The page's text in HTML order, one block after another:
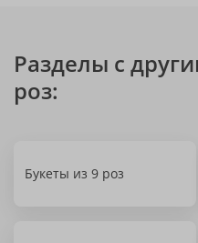
Разделы с
роз:
Букеты из 9 роз